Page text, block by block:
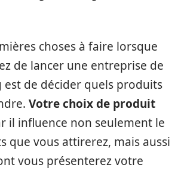
choses à faire lorsque
de lancer une entreprise de
de décider quels produits
Votre choix de produit
il influence non seulement le
que vous attirerez, mais aussi
vous présenterez votre